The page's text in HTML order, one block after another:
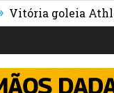
goleia Athletico-